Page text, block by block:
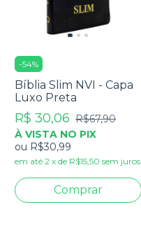
-54%
Bíblia Slim NVI - Capa
Luxo Preta
R$ 30,06 R$67,90
À VISTA NO PIX
ou R$30,99
em até 2 x de R$15,50 sem juros